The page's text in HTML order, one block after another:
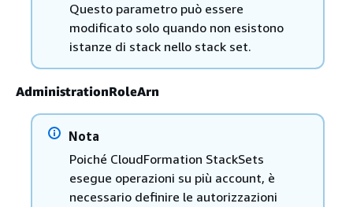
Questo parametro può essere
modificato solo quando non esistono
istanze di stack nello stack set.
AdministrationRoleArn
Nota
Poiché CloudFormation StackSets
esegue operazioni su più account, è
necessario definire le autorizzazioni